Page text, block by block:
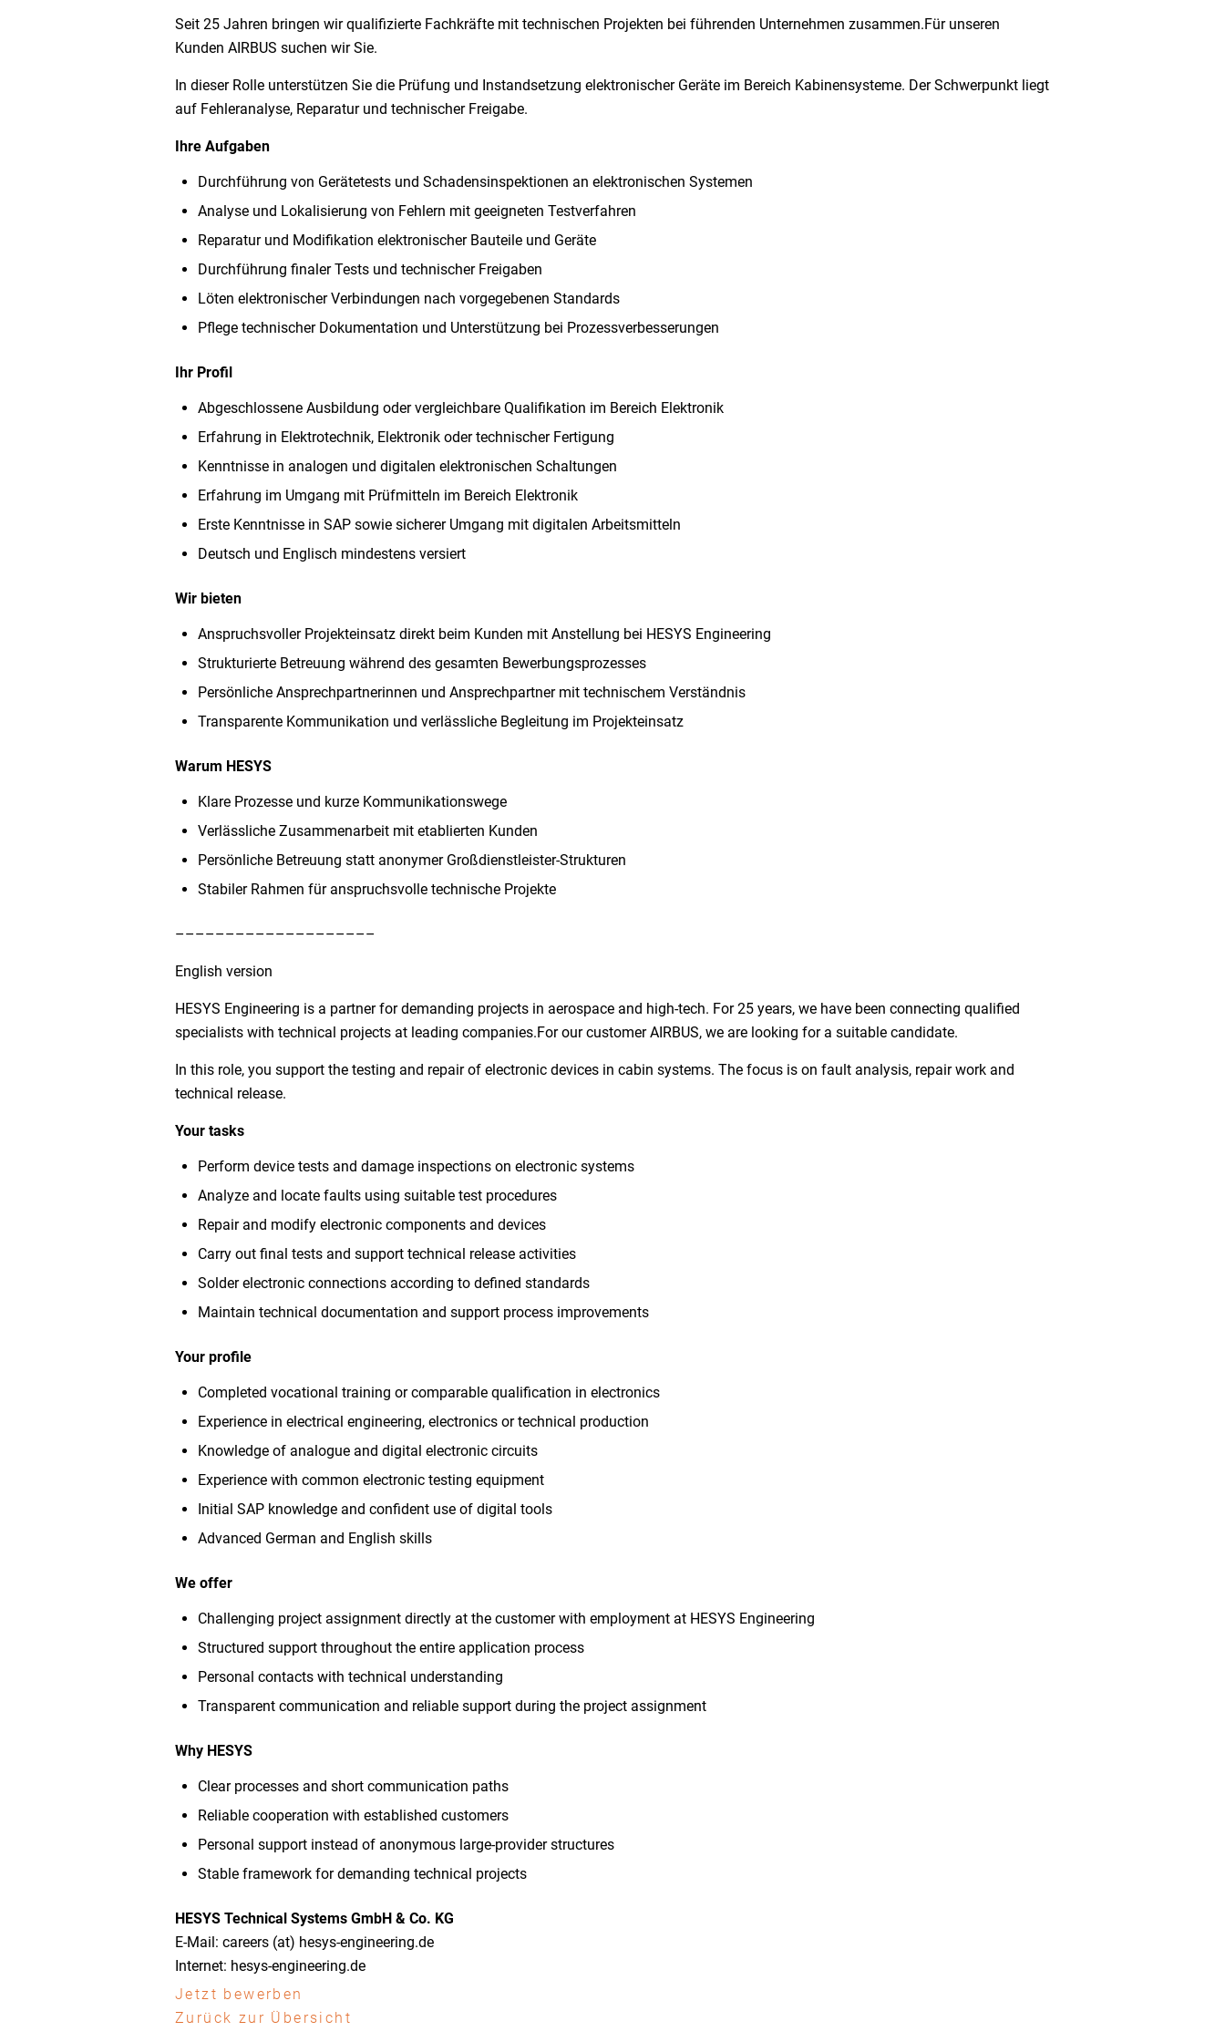
Seit 25 Jahren bringen wir qualifizierte Fachkräfte mit technischen Projekten bei führenden Unternehmen zusammen.Für unseren
Kunden AIRBUS suchen wir Sie.
In dieser Rolle unterstützen Sie die Prüfung und Instandsetzung elektronischer Geräte im Bereich Kabinensysteme. Der Schwerpunkt liegt
auf Fehleranalyse, Reparatur und technischer Freigabe.
Ihre Aufgaben
Durchführung von Gerätetests und Schadensinspektionen an elektronischen Systemen
Analyse und Lokalisierung von Fehlern mit geeigneten Testverfahren
Reparatur und Modifikation elektronischer Bauteile und Geräte
Durchführung finaler Tests und technischer Freigaben
Löten elektronischer Verbindungen nach vorgegebenen Standards
Pflege technischer Dokumentation und Unterstützung bei Prozessverbesserungen
Ihr Profil
Abgeschlossene Ausbildung oder vergleichbare Qualifikation im Bereich Elektronik
Erfahrung in Elektrotechnik, Elektronik oder technischer Fertigung
Kenntnisse in analogen und digitalen elektronischen Schaltungen
Erfahrung im Umgang mit Prüfmitteln im Bereich Elektronik
Erste Kenntnisse in SAP sowie sicherer Umgang mit digitalen Arbeitsmitteln
Deutsch und Englisch mindestens versiert
Wir bieten
Anspruchsvoller Projekteinsatz direkt beim Kunden mit Anstellung bei HESYS Engineering
Strukturierte Betreuung während des gesamten Bewerbungsprozesses
Persönliche Ansprechpartnerinnen und Ansprechpartner mit technischem Verständnis
Transparente Kommunikation und verlässliche Begleitung im Projekteinsatz
Warum HESYS
Klare Prozesse und kurze Kommunikationswege
Verlässliche Zusammenarbeit mit etablierten Kunden
Persönliche Betreuung statt anonymer Großdienstleister-Strukturen
Stabiler Rahmen für anspruchsvolle technische Projekte
––––––––––––––––––––
English version
HESYS Engineering is a partner for demanding projects in aerospace and high-tech. For 25 years, we have been connecting qualified
specialists with technical projects at leading companies.For our customer AIRBUS, we are looking for a suitable candidate.
In this role, you support the testing and repair of electronic devices in cabin systems. The focus is on fault analysis, repair work and
technical release.
Your tasks
Perform device tests and damage inspections on electronic systems
Analyze and locate faults using suitable test procedures
Repair and modify electronic components and devices
Carry out final tests and support technical release activities
Solder electronic connections according to defined standards
Maintain technical documentation and support process improvements
Your profile
Completed vocational training or comparable qualification in electronics
Experience in electrical engineering, electronics or technical production
Knowledge of analogue and digital electronic circuits
Experience with common electronic testing equipment
Initial SAP knowledge and confident use of digital tools
Advanced German and English skills
We offer
Challenging project assignment directly at the customer with employment at HESYS Engineering
Structured support throughout the entire application process
Personal contacts with technical understanding
Transparent communication and reliable support during the project assignment
Why HESYS
Clear processes and short communication paths
Reliable cooperation with established customers
Personal support instead of anonymous large-provider structures
Stable framework for demanding technical projects
HESYS Technical Systems GmbH & Co. KG
E-Mail: careers (at) hesys-engineering.de
Internet: hesys-engineering.de
Jetzt bewerben
Zurück zur Übersicht